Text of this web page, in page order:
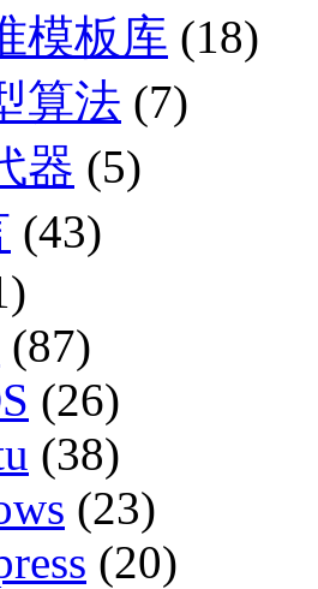
模板库 (18)
算法 (7)
器 (5)
(43)
(87)
(26)
(38)
(23)
(20)